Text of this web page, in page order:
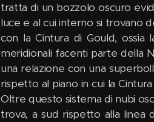
tratta di un bozzolo oscuro
luce e al cui interno si trovano
con la Cintura di Gould, ossia
meridionali facenti parte della
una relazione con una
rispetto al piano in cui la
Oltre questo sistema di nubi
trova, a sud rispetto alla linea